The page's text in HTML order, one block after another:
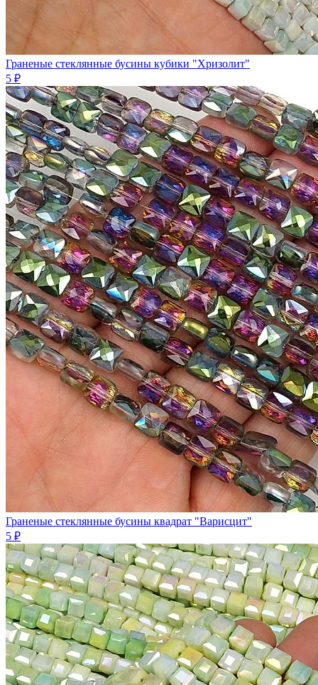
Граненые стеклянные бусины кубики "Хризолит"
5 ₽
Граненые стеклянные бусины квадрат "Варисцит"
5 ₽